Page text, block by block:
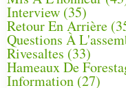
Interview (35)
Retour En Arrière
Questions À
Rivesaltes (33)
Hameaux De
Information (27)